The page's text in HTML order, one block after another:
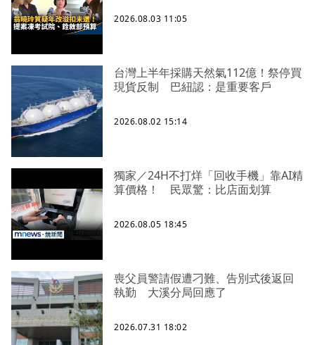
2026.08.03 11:05
台灣上半年採購天然氣112億！祭停買
現貨反制 巴紐認：是重要客戶
2026.08.02 15:14
獨家／24H不打烊「回收手機」靠AI精
算價格！ 民眾驚：比店面划算
2026.08.05 18:45
喪父員警請假遭刁難、告別式後返回
執勤 大溪分局回應了
2026.07.31 18:02